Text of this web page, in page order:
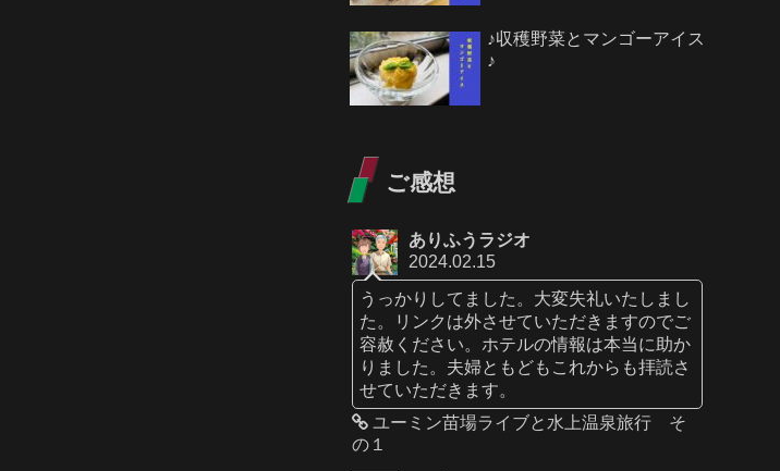
♪収穫野菜とマンゴーアイス
♪
ご感想
ありふうラジオ
2024.02.15
うっかりしてました。大変失礼いたしまし
た。リンクは外させていただきますのでご
容赦ください。ホテルの情報は本当に助か
りました。夫婦ともどもこれからも拝読さ
せていただきます。
ユーミン苗場ライブと水上温泉旅行 そ
の１